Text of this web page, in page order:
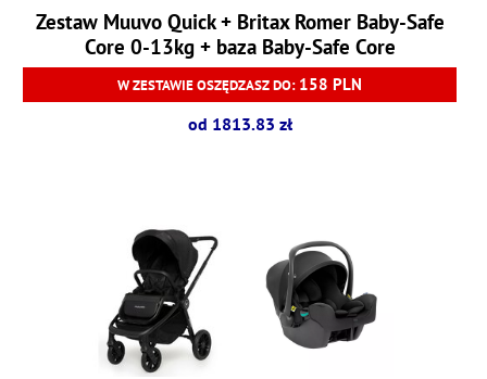
Zestaw Muuvo Quick + Britax Romer Baby-Safe
Core 0-13kg + baza Baby-Safe Core
W ZESTAWIE OSZĘDZASZ DO: 158 PLN
od 1813.83 zł